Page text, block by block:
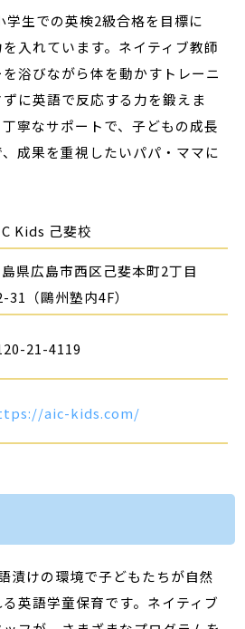
生での英検2級合格を目標に
を入れています。ネイティブ教師
浴びながら体を動かすトレーニ
に英語で反応する力を鍛えま
寧なサポートで、子どもの成長
成果を重視したいパパ・ママに
Kids 己斐校
県広島市西区己斐本町2丁目
31（鷗州塾内4F）
21-4119
aic-kids.com/
漬けの環境で子どもたちが自然
英語学童保育です。ネイティブ